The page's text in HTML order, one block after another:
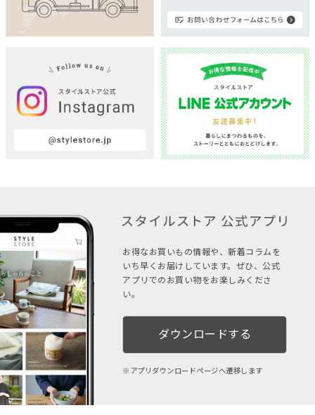
お得なお買いもの情報や、新着コラムを
いち早くお届けしています。ぜひ、公式
アプリでのお買い物をお楽しみくださ
い。
ダウンロードする
アプリダウンロードページへ遷移します